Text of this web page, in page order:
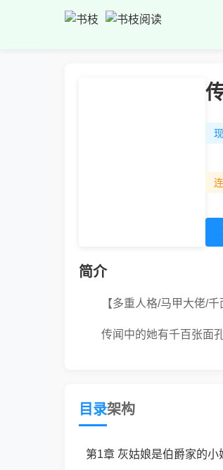
简介
【多重人格/马甲大佬/
传闻中的她有千百张面
目录架构
第1章 灰姑娘是伯爵家的小